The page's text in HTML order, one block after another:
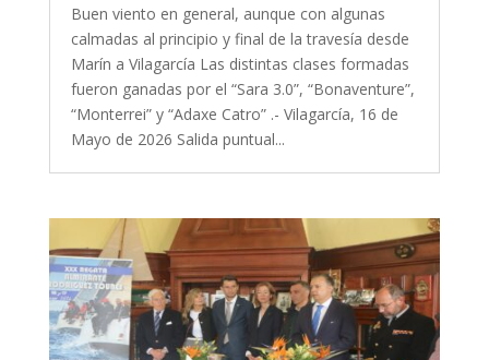
Buen viento en general, aunque con algunas
calmadas al principio y final de la travesía desde
Marín a Vilagarcía Las distintas clases formadas
fueron ganadas por el “Sara 3.0”, “Bonaventure”,
“Monterrei” y “Adaxe Catro” .- Vilagarcía, 16 de
Mayo de 2026 Salida puntual...